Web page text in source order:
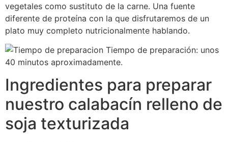
vegetales como sustituto de la carne. Una fuente
diferente de proteína con la que disfrutaremos de un
plato muy completo nutricionalmente hablando.
Tiempo de preparación: unos
40 minutos aproximadamente.
Ingredientes para preparar
nuestro calabacín relleno de
soja texturizada